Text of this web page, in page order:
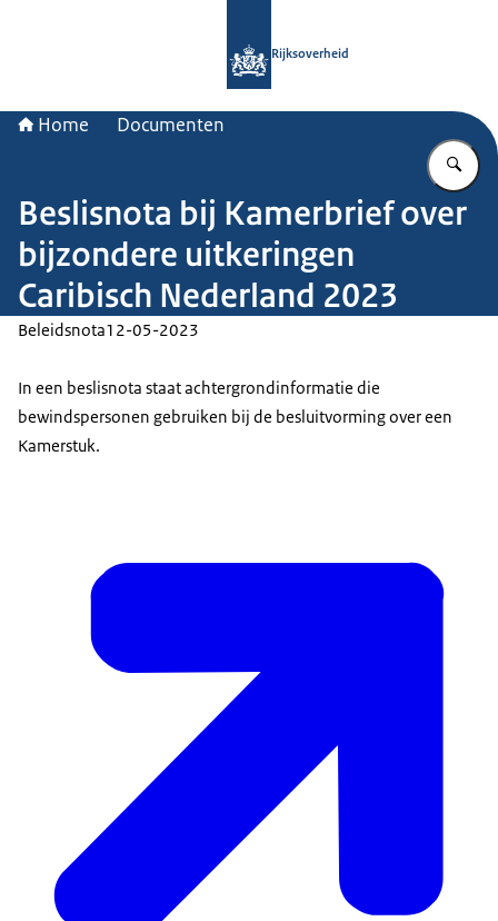
Rijksoverheid
Home Documenten
Beslisnota bij Kamerbrief over
bijzondere uitkeringen
Caribisch Nederland 2023
Beleidsnota12-05-2023
In een beslisnota staat achtergrondinformatie die
bewindspersonen gebruiken bij de besluitvorming over een
Kamerstuk.